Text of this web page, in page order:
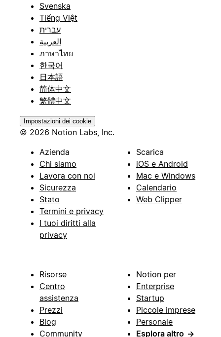
Svenska
Tiếng Việt
עברית
العربية
ภาษาไทย
한국어
日本語
简体中文
繁體中文
Impostazioni dei cookie
© 2026 Notion Labs, Inc.
Azienda
Chi siamo
Lavora con noi
Sicurezza
Stato
Termini e privacy
I tuoi diritti alla
privacy
Scarica
iOS e Android
Mac e Windows
Calendario
Web Clipper
Risorse
Centro
assistenza
Prezzi
Blog
Community
Notion per
Enterprise
Startup
Piccole imprese
Personale
Esplora altro →